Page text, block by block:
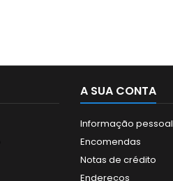
A SUA CONTA
Informação pessoal
Encomendas
Notas de crédito
Endereços